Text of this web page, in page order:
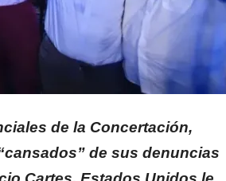
de la Concertación,
de sus denuncias